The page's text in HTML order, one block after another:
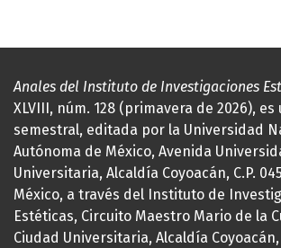
Anales del Instituto de Investigaciones
XLVIII, núm. 128 (primavera de 2026),
semestral, editada por la Universidad
Autónoma de México, Avenida
Universitaria, Alcaldía Coyoacán, C.P.
México, a través del Instituto de
Estéticas, Circuito Maestro Mario de la
Ciudad Universitaria, Alcaldía Coyoacán,